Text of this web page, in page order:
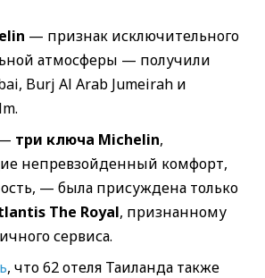
— признак исключительного
атмосферы — получили
Burj Al Arab Jumeirah и
три ключа Michelin,
непревзойденный комфорт,
— была присуждена только
The Royal, признанному
сервиса.
, что 62 отеля Таиланда также